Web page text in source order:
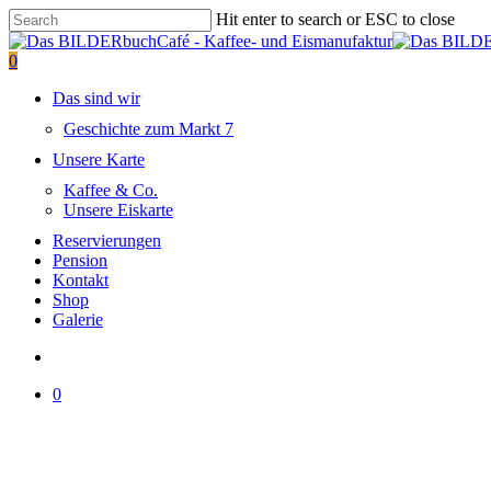
Skip
to
main
content
Hit enter to search or ESC to close
Close
Search
search
0
Das sind wir
Geschichte zum Markt 7
Unsere Karte
Kaffee & Co.
Unsere Eiskarte
Reservierungen
Pension
Kontakt
Shop
Galerie
0